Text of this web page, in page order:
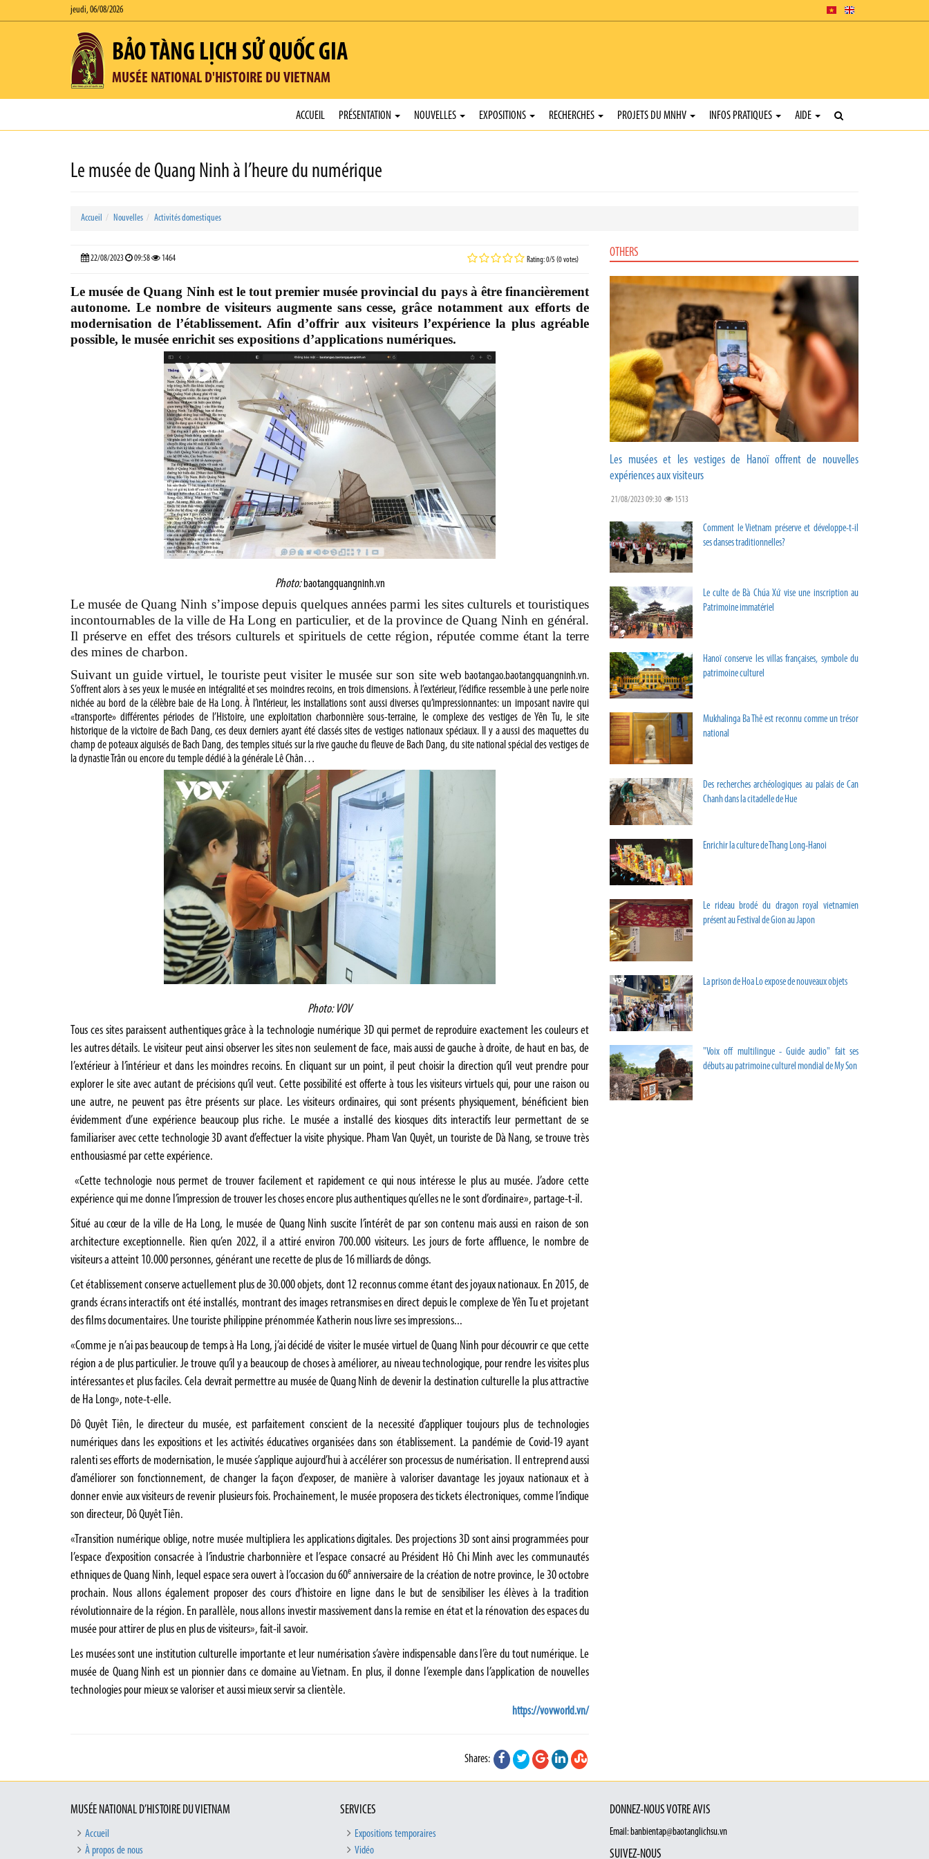
jeudi, 06/08/2026
BẢO TÀNG LỊCH SỬ QUỐC GIA
MUSÉE NATIONAL D'HISTOIRE DU VIETNAM
ACCUEIL PRÉSENTATION NOUVELLES EXPOSITIONS RECHERCHES PROJETS DU MNHV INFOS PRATIQUES AIDE
Le musée de Quang Ninh à l’heure du numérique
Accueil Nouvelles Activités domestiques
22/08/2023 09:58 1464 Rating: 0/5 (0 votes)
Le musée de Quang Ninh est le tout premier musée provincial du pays à être financièrement
autonome. Le nombre de visiteurs augmente sans cesse, grâce notamment aux efforts de
modernisation de l’établissement. Afin d’offrir aux visiteurs l’expérience la plus agréable
possible, le musée enrichit ses expositions d’applications numériques.
Photo: baotangquangninh.vn
Le musée de Quang Ninh s’impose depuis quelques années parmi les sites culturels et touristiques
incontournables de la ville de Ha Long en particulier, et de la province de Quang Ninh en général.
Il préserve en effet des trésors culturels et spirituels de cette région, réputée comme étant la terre
des mines de charbon.
Suivant un guide virtuel, le touriste peut visiter le musée sur son site web baotangao.baotangquangninh.vn.
S’offrent alors à ses yeux le musée en intégralité et ses moindres recoins, en trois dimensions. À l’extérieur, l’édifice ressemble à une perle noire
nichée au bord de la célèbre baie de Ha Long. À l’intérieur, les installations sont aussi diverses qu’impressionnantes: un imposant navire qui
«transporte» différentes périodes de l’Histoire, une exploitation charbonnière sous-terraine, le complexe des vestiges de Yên Tu, le site
historique de la victoire de Bach Dang, ces deux derniers ayant été classés sites de vestiges nationaux spéciaux. Il y a aussi des maquettes du
champ de poteaux aiguisés de Bach Dang, des temples situés sur la rive gauche du fleuve de Bach Dang, du site national spécial des vestiges de
la dynastie Trân ou encore du temple dédié à la générale Lê Chân…
Photo: VOV
Tous ces sites paraissent authentiques grâce à la technologie numérique 3D qui permet de reproduire exactement les couleurs et
les autres détails. Le visiteur peut ainsi observer les sites non seulement de face, mais aussi de gauche à droite, de haut en bas, de
l’extérieur à l’intérieur et dans les moindres recoins. En cliquant sur un point, il peut choisir la direction qu’il veut prendre pour
explorer le site avec autant de précisions qu’il veut. Cette possibilité est offerte à tous les visiteurs virtuels qui, pour une raison ou
une autre, ne peuvent pas être présents sur place. Les visiteurs ordinaires, qui sont présents physiquement, bénéficient bien
évidemment d’une expérience beaucoup plus riche. Le musée a installé des kiosques dits interactifs leur permettant de se
familiariser avec cette technologie 3D avant d’effectuer la visite physique. Pham Van Quyêt, un touriste de Dà Nang, se trouve très
enthousiasmé par cette expérience.
«Cette technologie nous permet de trouver facilement et rapidement ce qui nous intéresse le plus au musée. J’adore cette
expérience qui me donne l’impression de trouver les choses encore plus authentiques qu’elles ne le sont d’ordinaire», partage-t-il.
Situé au cœur de la ville de Ha Long, le musée de Quang Ninh suscite l’intérêt de par son contenu mais aussi en raison de son
architecture exceptionnelle. Rien qu’en 2022, il a attiré environ 700.000 visiteurs. Les jours de forte affluence, le nombre de
visiteurs a atteint 10.000 personnes, générant une recette de plus de 16 milliards de dôngs.
Cet établissement conserve actuellement plus de 30.000 objets, dont 12 reconnus comme étant des joyaux nationaux. En 2015, de
grands écrans interactifs ont été installés, montrant des images retransmises en direct depuis le complexe de Yên Tu et projetant
des films documentaires. Une touriste philippine prénommée Katherin nous livre ses impressions...
«Comme je n’ai pas beaucoup de temps à Ha Long, j’ai décidé de visiter le musée virtuel de Quang Ninh pour découvrir ce que cette
région a de plus particulier. Je trouve qu’il y a beaucoup de choses à améliorer, au niveau technologique, pour rendre les visites plus
intéressantes et plus faciles. Cela devrait permettre au musée de Quang Ninh de devenir la destination culturelle la plus attractive
de Ha Long», note-t-elle.
Dô Quyêt Tiên, le directeur du musée, est parfaitement conscient de la necessité d’appliquer toujours plus de technologies
numériques dans les expositions et les activités éducatives organisées dans son établissement. La pandémie de Covid-19 ayant
ralenti ses efforts de modernisation, le musée s’applique aujourd’hui à accélérer son processus de numérisation. Il entreprend aussi
d’améliorer son fonctionnement, de changer la façon d’exposer, de manière à valoriser davantage les joyaux nationaux et à
donner envie aux visiteurs de revenir plusieurs fois. Prochainement, le musée proposera des tickets électroniques, comme l’indique
son directeur, Dô Quyêt Tiên.
«Transition numérique oblige, notre musée multipliera les applications digitales. Des projections 3D sont ainsi programmées pour
l’espace d’exposition consacrée à l’industrie charbonnière et l’espace consacré au Président Hô Chi Minh avec les communautés
ethniques de Quang Ninh, lequel espace sera ouvert à l’occasion du 60e anniversaire de la création de notre province, le 30 octobre
prochain. Nous allons également proposer des cours d’histoire en ligne dans le but de sensibiliser les élèves à la tradition
révolutionnaire de la région. En parallèle, nous allons investir massivement dans la remise en état et la rénovation des espaces du
musée pour attirer de plus en plus de visiteurs», fait-il savoir.
Les musées sont une institution culturelle importante et leur numérisation s’avère indispensable dans l’ère du tout numérique. Le
musée de Quang Ninh est un pionnier dans ce domaine au Vietnam. En plus, il donne l’exemple dans l’application de nouvelles
technologies pour mieux se valoriser et aussi mieux servir sa clientèle.
https://vovworld.vn/
Shares:
OTHERS
Les musées et les vestiges de Hanoï offrent de nouvelles
expériences aux visiteurs
21/08/2023 09:30 1513
Comment le Vietnam préserve et développe-t-il
ses danses traditionnelles?
Le culte de Bà Chúa Xứ vise une inscription au
Patrimoine immatériel
Hanoï conserve les villas françaises, symbole du
patrimoine culturel
Mukhalinga Ba Thê est reconnu comme un trésor
national
Des recherches archéologiques au palais de Can
Chanh dans la citadelle de Hue
Enrichir la culture de Thang Long-Hanoi
Le rideau brodé du dragon royal vietnamien
présent au Festival de Gion au Japon
La prison de Hoa Lo expose de nouveaux objets
"Voix off multilingue - Guide audio" fait ses
débuts au patrimoine culturel mondial de My Son
MUSÉE NATIONAL D’HISTOIRE DU VIETNAM
Accueil
À propos de nous
SERVICES
Expositions temporaires
Vidéo
DONNEZ-NOUS VOTRE AVIS
Email: banbientap@baotanglichsu.vn
SUIVEZ-NOUS